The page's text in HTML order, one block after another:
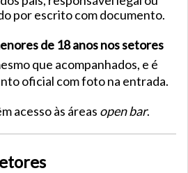
por escrito com documento.
de 18 anos nos setores
que acompanhados, e é
oficial com foto na entrada.
acesso às áreas open bar.